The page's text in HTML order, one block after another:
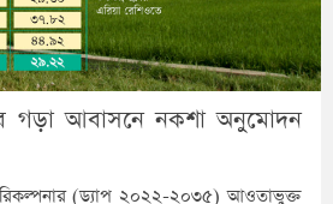
গড়া আবাসনে নকশা অনুমোদন
(ড্যাপ ২০২২-২০৩৫) আওতাভুক্ত